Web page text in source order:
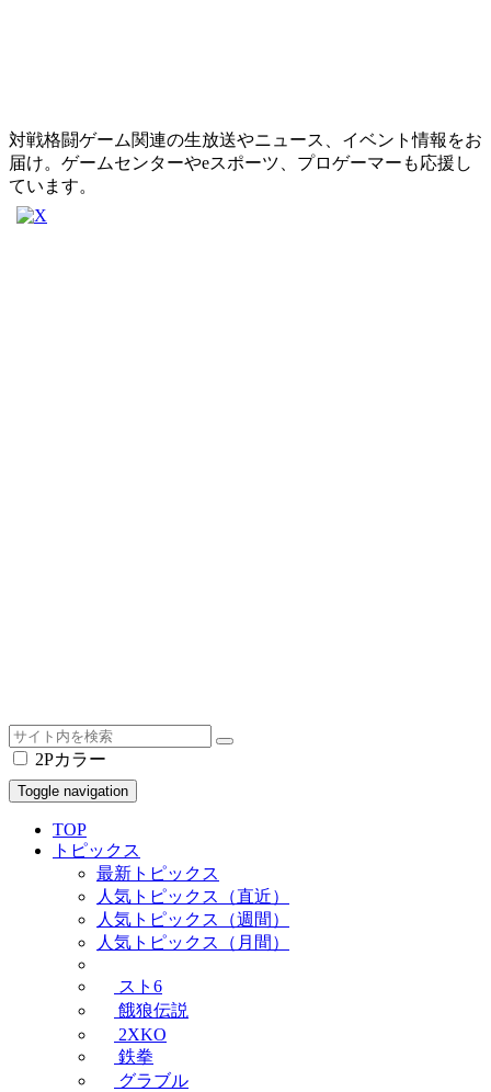
対戦格闘ゲーム関連の生放送やニュース、イベント情報をお
届け。ゲームセンターやeスポーツ、プロゲーマーも応援し
ています。
2Pカラー
Toggle navigation
TOP
トピックス
最新トピックス
人気トピックス（直近）
人気トピックス（週間）
人気トピックス（月間）
スト6
餓狼伝説
2XKO
鉄拳
グラブル